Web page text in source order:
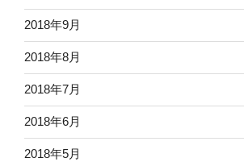
2018年9月
2018年8月
2018年7月
2018年6月
2018年5月